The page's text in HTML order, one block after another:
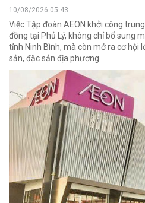
10/08/2026 05:43
Việc Tập đoàn AEON khởi công
đồng tại Phủ Lý, không chỉ bổ sung
tỉnh Ninh Bình, mà còn mở ra cơ hội
sản, đặc sản địa phương.